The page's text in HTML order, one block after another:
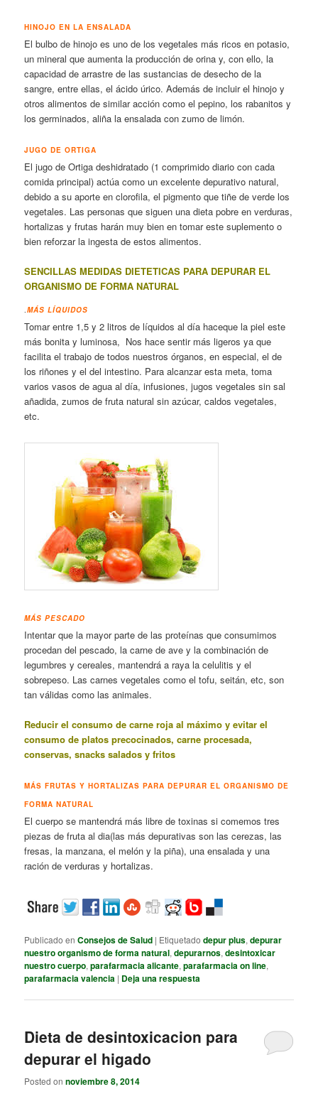
HINOJO EN LA ENSALADA
El bulbo de hinojo es uno de los vegetales más ricos en potasio,
un mineral que aumenta la producción de orina y, con ello, la
capacidad de arrastre de las sustancias de desecho de la
sangre, entre ellas, el ácido úrico. Además de incluir el hinojo y
otros alimentos de similar acción como el pepino, los rabanitos y
los germinados, aliña la ensalada con zumo de limón.
JUGO DE ORTIGA
El jugo de Ortiga deshidratado (1 comprimido diario con cada
comida principal) actúa como un excelente depurativo natural,
debido a su aporte en clorofila, el pigmento que tiñe de verde los
vegetales. Las personas que siguen una dieta pobre en verduras,
hortalizas y frutas harán muy bien en tomar este suplemento o
bien reforzar la ingesta de estos alimentos.
SENCILLAS MEDIDAS DIETETICAS PARA DEPURAR EL
ORGANISMO DE FORMA NATURAL
.MÁS LÍQUIDOS
Tomar entre 1,5 y 2 litros de líquidos al día haceque la piel este
más bonita y luminosa, Nos hace sentir más ligeros ya que
facilita el trabajo de todos nuestros órganos, en especial, el de
los riñones y el del intestino. Para alcanzar esta meta, toma
varios vasos de agua al día, infusiones, jugos vegetales sin sal
añadida, zumos de fruta natural sin azúcar, caldos vegetales,
etc.
MÁS PESCADO
Intentar que la mayor parte de las proteínas que consumimos
procedan del pescado, la carne de ave y la combinación de
legumbres y cereales, mantendrá a raya la celulitis y el
sobrepeso. Las carnes vegetales como el tofu, seitán, etc, son
tan válidas como las animales.
Reducir el consumo de carne roja al máximo y evitar el
consumo de platos precocinados, carne procesada,
conservas, snacks salados y fritos
MÁS FRUTAS Y HORTALIZAS PARA DEPURAR EL ORGANISMO DE
FORMA NATURAL
El cuerpo se mantendrá más libre de toxinas si comemos tres
piezas de fruta al dia(las más depurativas son las cerezas, las
fresas, la manzana, el melón y la piña), una ensalada y una
ración de verduras y hortalizas.
Publicado en Consejos de Salud | Etiquetado depur plus,depurar
nuestro organismo de forma natural,depurarnos,desintoxicar
nuestro cuerpo,parafarmacia alicante,parafarmacia on line,
parafarmacia valencia | Deja una respuesta
Dieta de desintoxicacion para
depurar el higado
Posted onnoviembre 8, 2014